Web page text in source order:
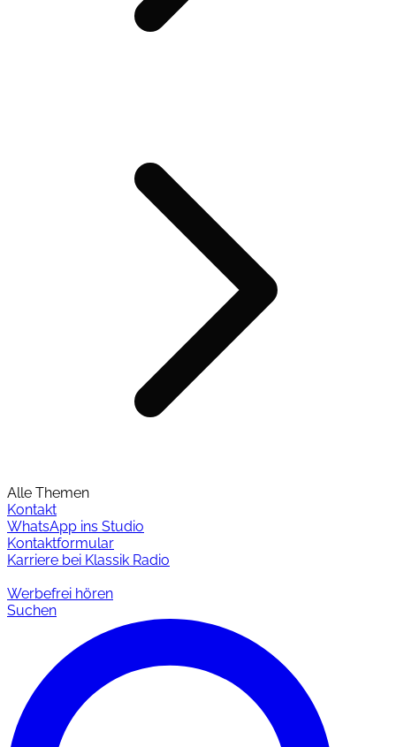
Alle Themen
Kontakt
WhatsApp ins Studio
Kontaktformular
Karriere bei Klassik Radio
Werbefrei hören
Suchen